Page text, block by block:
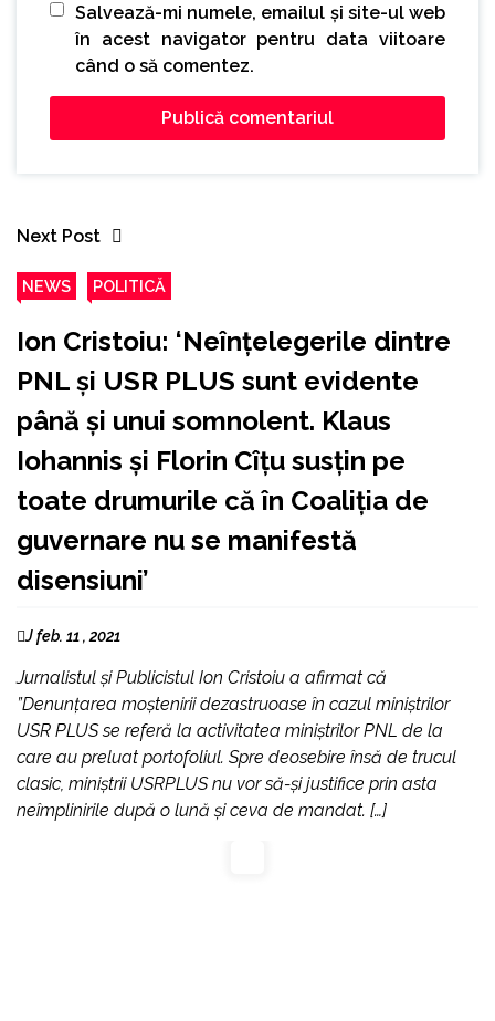
Salvează-mi numele, emailul și site-ul web
în acest navigator pentru data viitoare
când o să comentez.
Next Post
NEWS POLITICĂ
Ion Cristoiu: ‘Neînțelegerile dintre
PNL și USR PLUS sunt evidente
până și unui somnolent. Klaus
Iohannis și Florin Cîțu susțin pe
toate drumurile că în Coaliția de
guvernare nu se manifestă
disensiuni’
J feb. 11 , 2021
Jurnalistul și Publicistul Ion Cristoiu a afirmat că
”Denunțarea moștenirii dezastruoase în cazul miniștrilor
USR PLUS se referă la activitatea miniștrilor PNL de la
care au preluat portofoliul. Spre deosebire însă de trucul
clasic, miniștrii USRPLUS nu vor să-și justifice prin asta
neîmplinirile după o lună și ceva de mandat. […]